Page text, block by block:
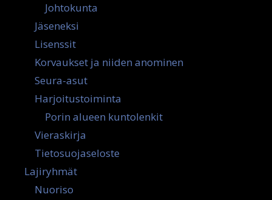
Johtokunta
Jäseneksi
Lisenssit
Korvaukset ja niiden anominen
Seura-asut
Harjoitustoiminta
Porin alueen kuntolenkit
Vieraskirja
Tietosuojaseloste
Lajiryhmät
Nuoriso